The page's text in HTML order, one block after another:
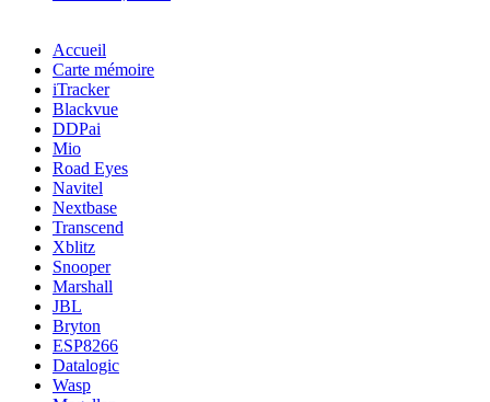
Accueil
Carte mémoire
iTracker
Blackvue
DDPai
Mio
Road Eyes
Navitel
Nextbase
Transcend
Xblitz
Snooper
Marshall
JBL
Bryton
ESP8266
Datalogic
Wasp